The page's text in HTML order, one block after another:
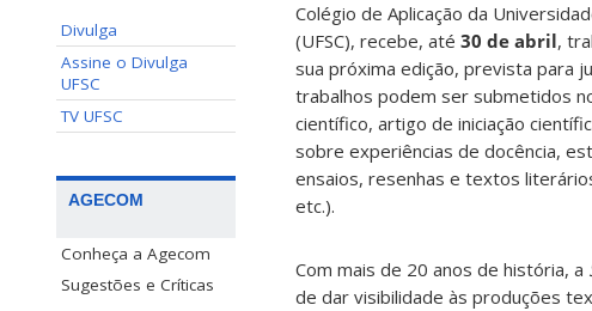
Divulga
Assine o Divulga
UFSC
TV UFSC
AGECOM
Conheça a Agecom
Sugestões e Críticas
Colégio de Aplicação da
(UFSC), recebe, até 30 de abril,
sua próxima edição, prevista para
trabalhos podem ser submetidos
científico, artigo de iniciação
sobre experiências de docência,
ensaios, resenhas e textos
etc.).
Com mais de 20 anos de história, a
de dar visibilidade às produções